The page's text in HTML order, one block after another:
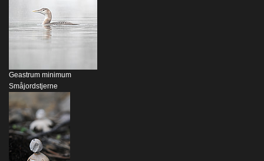
Geastrum minimum
Småjordstjerne